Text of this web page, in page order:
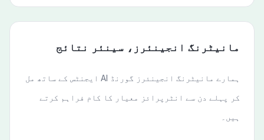
مانیٹرنگ انجینئرز، سینئر نتائج
ہمارے مانیٹرنگ انجینئرز گورنڈ AI ایجنٹس کے ساتھ مل
کر پہلے دن سے انٹرپرائز معیار کا کام فراہم کرتے
ہیں۔